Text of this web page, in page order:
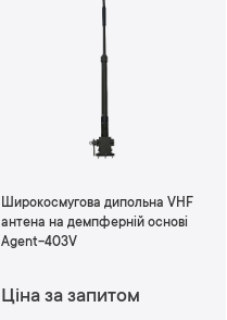
Широкосмугова дипольна VHF
антена на демпферній основі
Agent-403V
Ціна за запитом